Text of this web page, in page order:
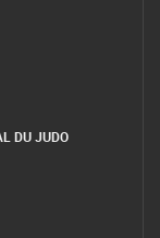
DU JUDO